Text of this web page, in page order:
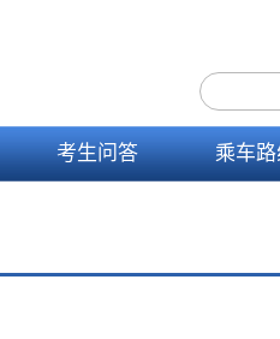
考生问答 乘车